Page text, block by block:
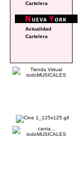
Cartelera
Actualidad
Cartelera